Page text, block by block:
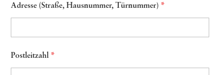
Adresse (Straße, Hausnummer, Türnummer) *
Postleitzahl *